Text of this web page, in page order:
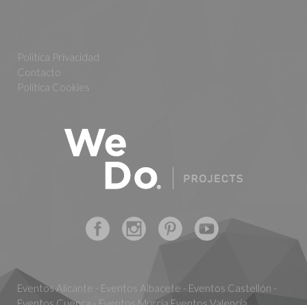
Política Privacidad
Contacto
Política Cookies
Eventos Alicante - Eventos Albacete - Eventos Castellón -